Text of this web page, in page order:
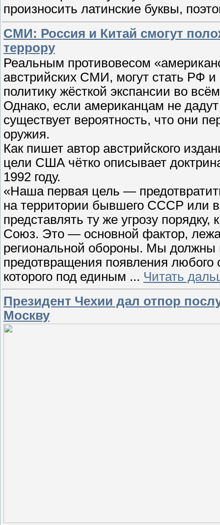
произносить латинские буквы,
СМИ: Россия и Китай смогут
террору
Реальным противовесом
австрийских СМИ, могут стать
политику жёсткой экспансии во
Однако, если американцам не
существует вероятность, что они
оружия.
Как пишет автор австрийского
цели США чётко описывает
1992 году.
«Наша первая цель —
на территории бывшего СССР или
представлять ту же угрозу
Союз. Это — основной фактор,
региональной обороны. Мы должны
предотвращения появления любого
которого под единым ... Читать
Президент Чехии дал отпор
Москву